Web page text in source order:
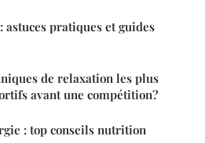
astuces pratiques et guides
de relaxation les plus
avant une compétition?
: top conseils nutrition